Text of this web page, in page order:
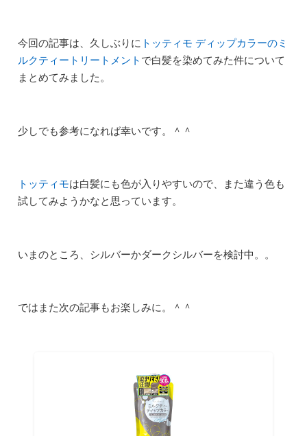
今回の記事は、久しぶりに トッティモ ディップカラーのミ
ルクティートリートメント で白髪を染めてみた件について
まとめてみました。
少しでも参考になれば幸いです。＾＾
トッティモは白髪にも色が入りやすいので、また違う色も
試してみようかなと思っています。
いまのところ、シルバーかダークシルバーを検討中。。
ではまた次の記事もお楽しみに。＾＾